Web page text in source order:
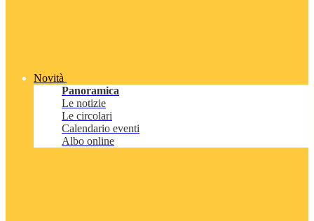
Novità
Panoramica
Le notizie
Le circolari
Calendario eventi
Albo online